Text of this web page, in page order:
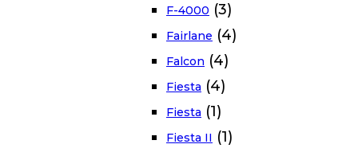
F-4000 (3)
Fairlane (4)
Falcon (4)
Fiesta (4)
Fiesta (1)
Fiesta II (1)